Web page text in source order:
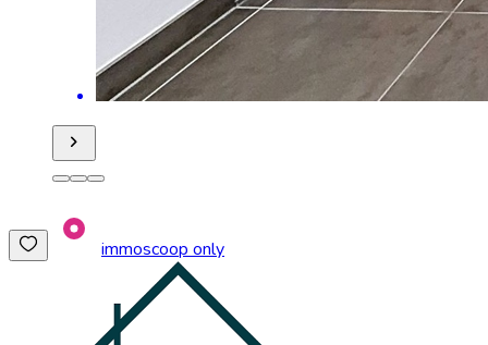
immoscoop only